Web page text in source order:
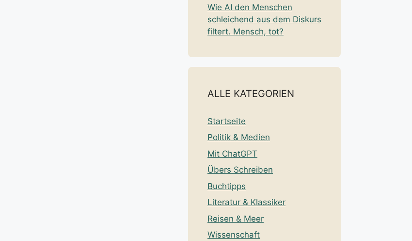
Wie AI den Menschen
schleichend aus dem Diskurs
filtert. Mensch, tot?
ALLE KATEGORIEN
Startseite
Politik & Medien
Mit ChatGPT
Übers Schreiben
Buchtipps
Literatur & Klassiker
Reisen & Meer
Wissenschaft